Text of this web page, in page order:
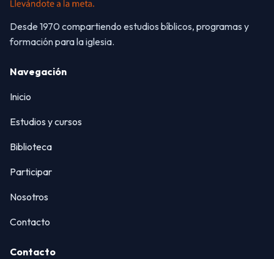
Desde 1970 compartiendo estudios bíblicos, programas y
formación para la iglesia.
Navegación
Inicio
Estudios y cursos
Biblioteca
Participar
Nosotros
Contacto
Contacto